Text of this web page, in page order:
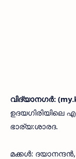
വിദ്യാനഗര്‍:
ഉദയഗിരിയിലെ
ഭാര്യ:ശാരദ.
മക്കള്‍: